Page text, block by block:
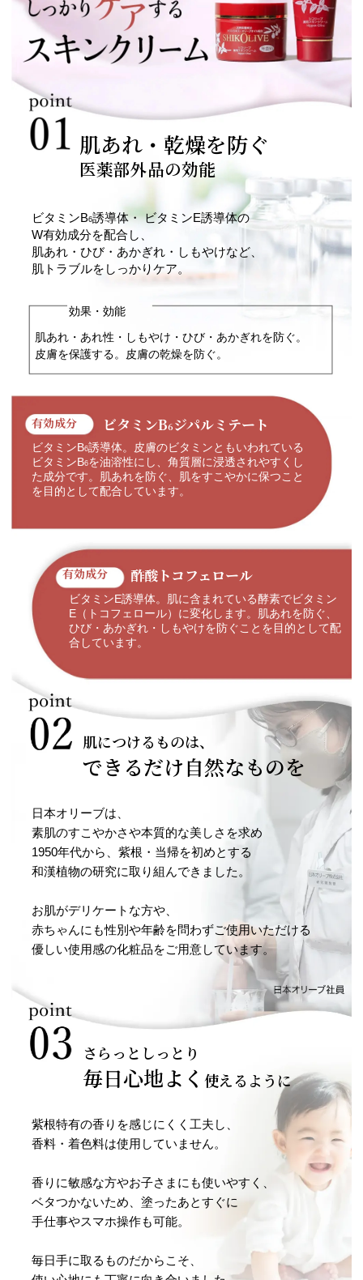
肌あれ・乾燥を防ぐ
医薬部外品の効能
ビタミンB6誘導体・ ビタミンE誘導体の
W有効成分を配合し、
肌あれ・ひび・あかぎれ・しもやけなど、
肌トラブルをしっかりケア。
効果・効能
肌あれ・あれ性・しもやけ・ひび・あかぎれを防ぐ。
皮膚を保護する。皮膚の乾燥を防ぐ。
有効成分 ビタミンB6 ジパルミテート
ビタミンB6誘導体。皮膚のビタミンともいわれている
ビタミンB6を油溶性にし、角質層に浸透されやすくし
た成分です。肌あれを防ぐ、肌をすこやかに保つこと
を目的として配合しています。
有効成分 酢酸トコフェロール
ビタミンE誘導体。肌に含まれている酵素でビタミン
E（トコフェロール）に変化します。肌あれを防ぐ、
ひび・あかぎれ・しもやけを防ぐことを目的として配
合しています。
肌につけるものは、
できるだけ自然なものを
日本オリーブは、
素肌のすこやかさや本質的な美しさを求め
1950年代から、紫根・当帰を初めとする
和漢植物の研究に取り組んできました。
お肌がデリケートな方や、
赤ちゃんにも性別や年齢を問わずご使用いただける
優しい使用感の化粧品をご用意しています。
さらっとしっとり
毎日心地よく使えるように
紫根特有の香りを感じにくく工夫し、
香料・着色料は使用していません。
香りに敏感な方やお子さまにも使いやすく、
ベタつかないため、塗ったあとすぐに
手仕事やスマホ操作も可能。
毎日手に取るものだからこそ、